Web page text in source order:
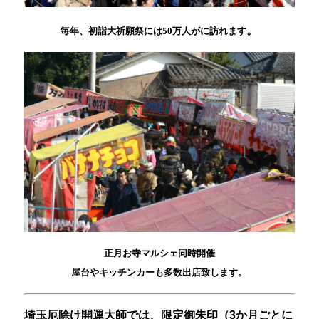
毎年、初詣大祈願祭には50万人がに訪れます。
正月お寺マルシェ同時開催
屋台やキッチンカーも多数出店致します。
埼玉厄除け開運大師では、限定御朱印（3か月ごとに